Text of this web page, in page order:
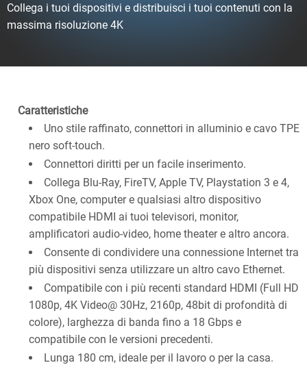
Collega i tuoi dispositivi e distribuisci i tuoi contenuti con la
massima risoluzione 4K
Caratteristiche
Uno stile raffinato, connettori in alluminio e cavo TPE
nero soft-touch.
Connettori diritti per un facile inserimento.
Collega Blu-Ray, FireTV, Apple TV, Playstation 3 e 4,
Xbox One, computer e qualsiasi altro dispositivo
compatibile HDMI ai tuoi televisori, monitor,
amplificatori audio-video, home theater e altro ancora.
Consente di condividere una connessione Internet tra
più dispositivi senza utilizzare un altro cavo Ethernet.
Compatibile con i più recenti standard HDMI (Full HD
1080p, 4K Video@ 30Hz, 2160p, 48bit di profondità di
colore), larghezza di banda fino a 18 Gbps e
compatibile con le versioni precedenti.
Lunga 180 cm, ideale per il lavoro o per la casa.